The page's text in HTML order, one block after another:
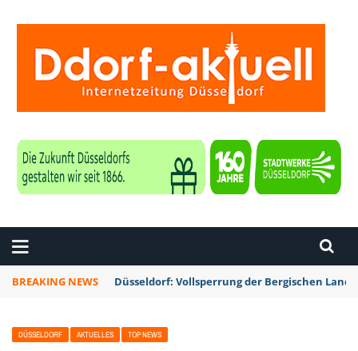
BREAKING NEWS Düsseldorf: Vollsperrung der Bergischen
DÜSSELDORF AKTUELLES TOP NEWS